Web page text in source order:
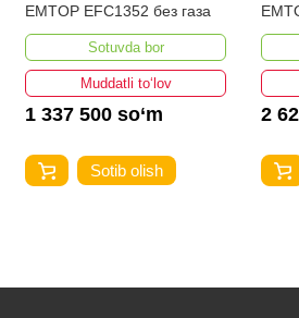
EMTOP EFC1352 без газа
Sotuvda bor
Muddatli to‘lov
1 337 500 so‘m
Sotib olish
2